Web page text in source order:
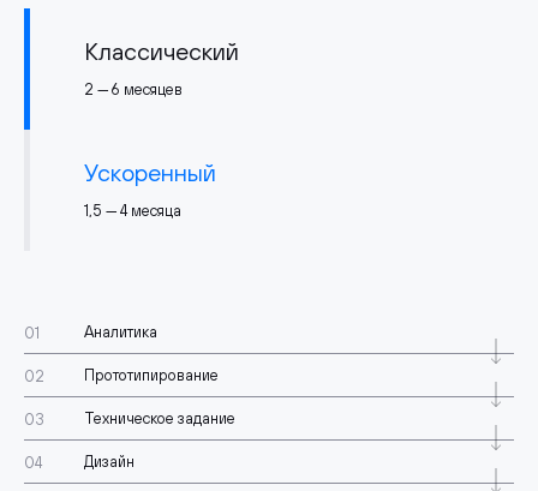
Классический
2 — 6 месяцев
Ускоренный
1,5 — 4 месяца
Аналитика
Прототипирование
Техническое задание
Дизайн